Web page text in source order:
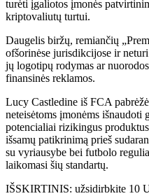
turėti įgaliotos įmonės
kriptovaliutų turtui.
Daugelis biržų, remiančių
ofšorinėse jurisdikcijose ir
jų logotipų rodymas ar
finansinės reklamos.
Lucy Castledine iš FCA
neteisėtoms įmonėms išnaudoti
potencialiai rizikingus
išsamų patikrinimą prieš
su vyriausybe bei futbolo
laikomasi šių standartų.
IŠSKIRTINIS: užsidirbkite 10